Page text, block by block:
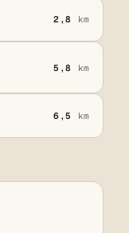
2,8 km
5,8 km
6,5 km